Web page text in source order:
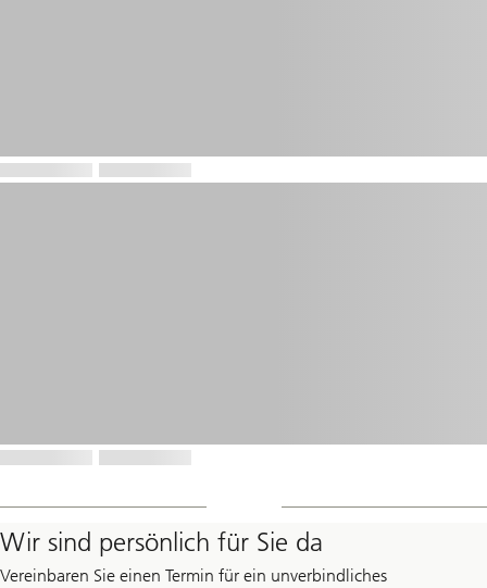
Wir sind persönlich für Sie da
Vereinbaren Sie einen Termin für ein unverbindliches